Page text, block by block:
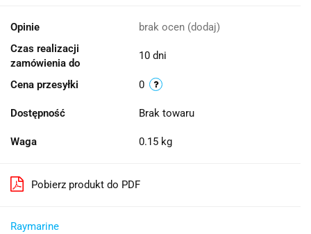
Opinie brak ocen (dodaj)
Czas realizacji
zamówienia do
10 dni
Cena przesyłki 0
Dostępność Brak towaru
Waga 0.15 kg
Pobierz produkt do PDF
Raymarine